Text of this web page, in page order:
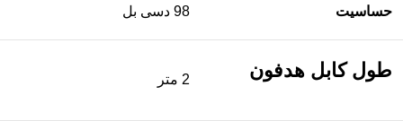
حساسیت 98 دسی بل
طول کابل هدفون 2 متر